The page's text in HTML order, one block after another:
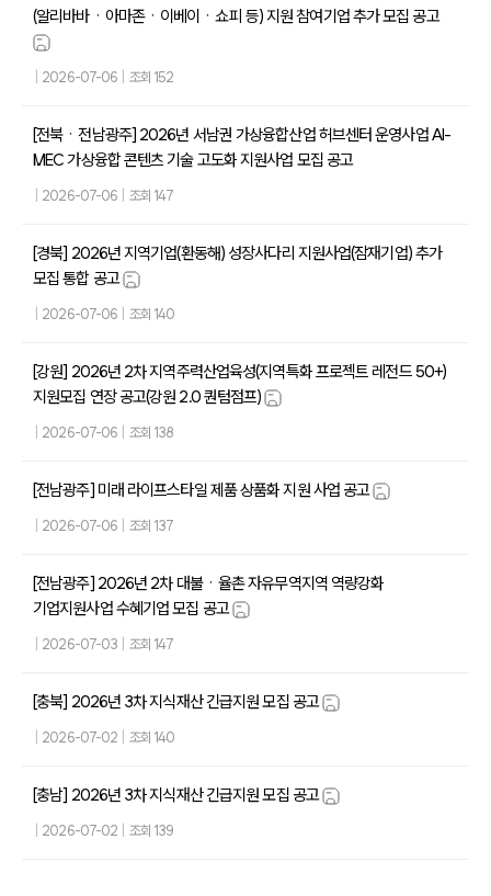
(알리바바ㆍ아마존ㆍ이베이ㆍ쇼피 등) 지원 참여기업 추가 모집 공고
2026-07-06 조회 152
[전북ㆍ전남광주] 2026년 서남권 가상융합산업 허브센터 운영사업 AI-
MEC 가상융합 콘텐츠 기술 고도화 지원사업 모집 공고
2026-07-06 조회 147
[경북] 2026년 지역기업(환동해) 성장사다리 지원사업(잠재기업) 추가
모집 통합 공고
2026-07-06 조회 140
[강원] 2026년 2차 지역주력산업육성(지역특화 프로젝트 레전드 50+)
지원모집 연장 공고(강원 2.0 퀀텀점프)
2026-07-06 조회 138
[전남광주] 미래 라이프스타일 제품 상품화 지원 사업 공고
2026-07-06 조회 137
[전남광주] 2026년 2차 대불ㆍ율촌 자유무역지역 역량강화
기업지원사업 수혜기업 모집 공고
2026-07-03 조회 147
[충북] 2026년 3차 지식재산 긴급지원 모집 공고
2026-07-02 조회 140
[충남] 2026년 3차 지식재산 긴급지원 모집 공고
2026-07-02 조회 139